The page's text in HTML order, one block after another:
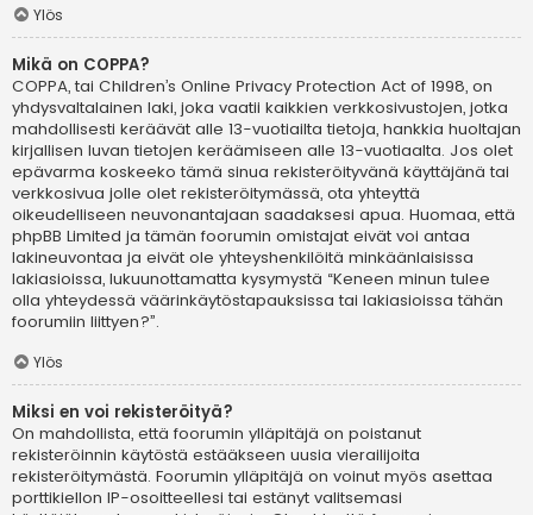
Ylös
Mikä on COPPA?
COPPA, tai Children’s Online Privacy Protection Act of 1998, on
yhdysvaltalainen laki, joka vaatii kaikkien verkkosivustojen, jotka
mahdollisesti keräävät alle 13-vuotiailta tietoja, hankkia huoltajan
kirjallisen luvan tietojen keräämiseen alle 13-vuotiaalta. Jos olet
epävarma koskeeko tämä sinua rekisteröityvänä käyttäjänä tai
verkkosivua jolle olet rekisteröitymässä, ota yhteyttä
oikeudelliseen neuvonantajaan saadaksesi apua. Huomaa, että
phpBB Limited ja tämän foorumin omistajat eivät voi antaa
lakineuvontaa ja eivät ole yhteyshenkilöitä minkäänlaisissa
lakiasioissa, lukuunottamatta kysymystä “Keneen minun tulee
olla yhteydessä väärinkäytöstapauksissa tai lakiasioissa tähän
foorumiin liittyen?”.
Ylös
Miksi en voi rekisteröityä?
On mahdollista, että foorumin ylläpitäjä on poistanut
rekisteröinnin käytöstä estääkseen uusia vierailijoita
rekisteröitymästä. Foorumin ylläpitäjä on voinut myös asettaa
porttikiellon IP-osoitteellesi tai estänyt valitsemasi